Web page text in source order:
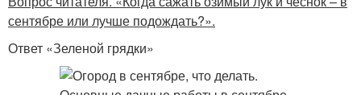
сентябре или лучше подождать?».
Ответ «Зеленой грядки»